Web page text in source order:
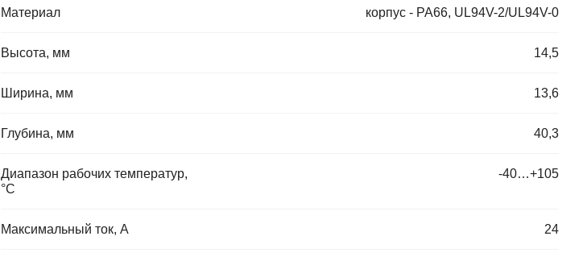
Материал корпус - PA66, UL94V-2/UL94V-0
Высота, мм 14,5
Ширина, мм 13,6
Глубина, мм 40,3
Диапазон рабочих температур,
°C
-40…+105
Максимальный ток, А 24